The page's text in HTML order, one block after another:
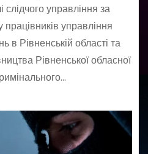
слідчого управління за
управління
в Рівненській області та
Рівненської обласної